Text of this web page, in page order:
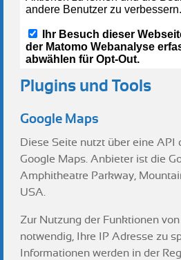
Plugins und Tools
Google Maps
Diese Seite nutzt über eine API
Google Maps. Anbieter ist die
Amphitheatre Parkway,
USA.
Zur Nutzung der Funktionen
notwendig, Ihre IP Adresse zu
Informationen werden in der